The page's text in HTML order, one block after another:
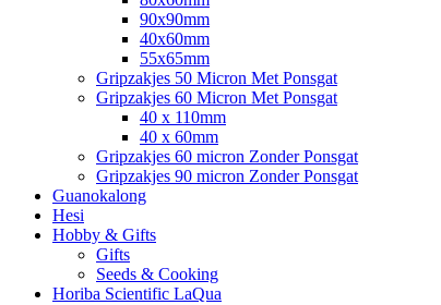
90x90mm
40x60mm
55x65mm
Gripzakjes 50 Micron Met Ponsgat
Gripzakjes 60 Micron Met Ponsgat
40 x 110mm
40 x 60mm
Gripzakjes 60 micron Zonder Ponsgat
Gripzakjes 90 micron Zonder Ponsgat
Guanokalong
Hesi
Hobby & Gifts
Gifts
Seeds & Cooking
Horiba Scientific LaQua